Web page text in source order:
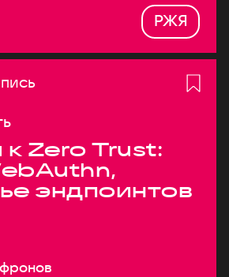
РЖЯ
к Zero Trust:
эндпоинтов